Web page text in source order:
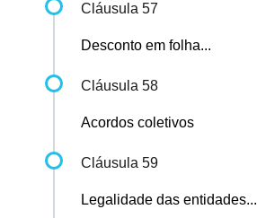
Cláusula 57
Desconto em folha...
Cláusula 58
Acordos coletivos
Cláusula 59
Legalidade das entidades...